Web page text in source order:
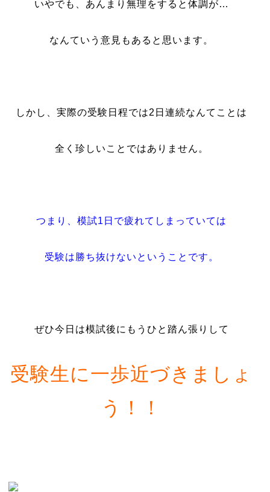
いやでも、あんまり無理をすると体調が…
なんていう意見もあると思います。
しかし、実際の受験日程では2日連続なんてことは
全く珍しいことではありません。
つまり、模試1日で疲れてしまっていては
受験は勝ち抜けないということです。
ぜひ今日は模試後にもうひと踏ん張りして
受験生に一歩近づきましょ
う！！